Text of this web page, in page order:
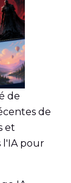
de
de
et
l'IA pour